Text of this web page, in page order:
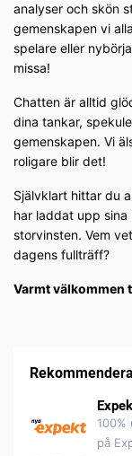
analyser och skön
gemenskapen vi
spelare eller
missa!
Chatten är alltid
dina tankar,
gemenskapen. Vi
roligare blir det!
Självklart hittar du
har laddat upp
storvinsten. Vem
dagens fullträff?
Varmt välkommen
100%
på